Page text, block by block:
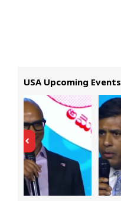
USA Upcoming Events